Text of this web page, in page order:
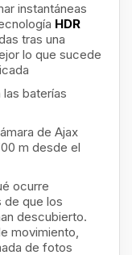
instantáneas
HDR
tras una
lo que sucede
baterías
de Ajax
m desde el
ocurre
de que los
descubierto.
movimiento,
de fotos